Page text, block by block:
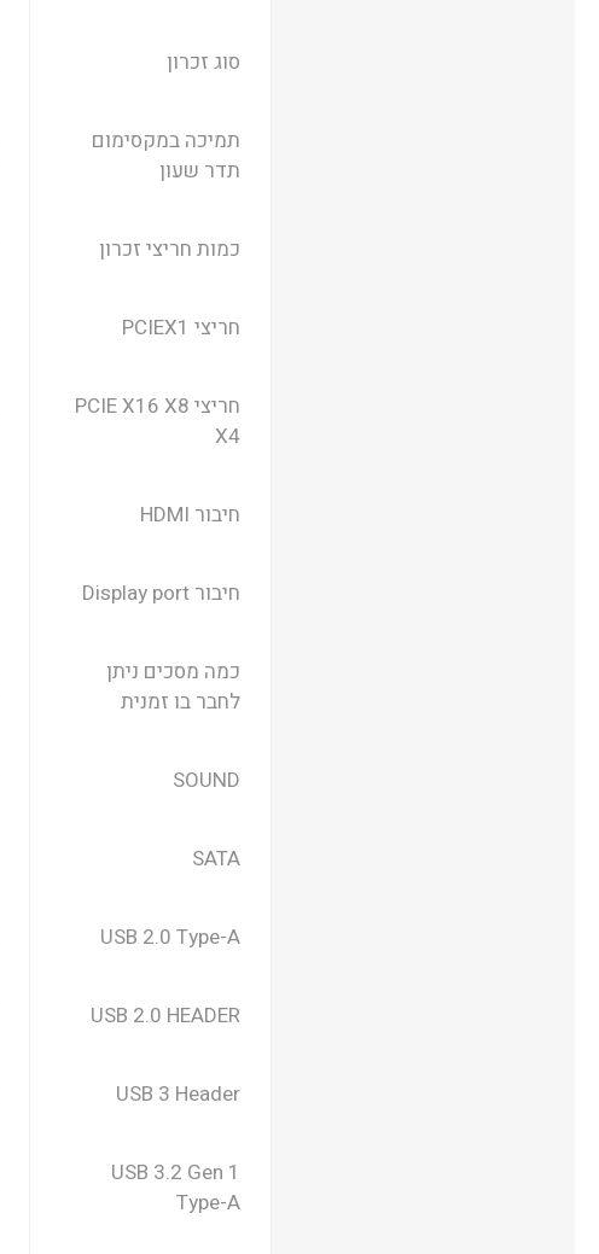
סוג זכרון
תמיכה במקסימום
תדר שעון
כמות חריצי זכרון
חריצי PCIEX1
חריצי PCIE X16 X8
X4
חיבור HDMI
חיבור Display port
כמה מסכים ניתן
לחבר בו זמנית
SOUND
SATA
USB 2.0 Type-A
USB 2.0 HEADER
USB 3 Header
USB 3.2 Gen 1
Type-A